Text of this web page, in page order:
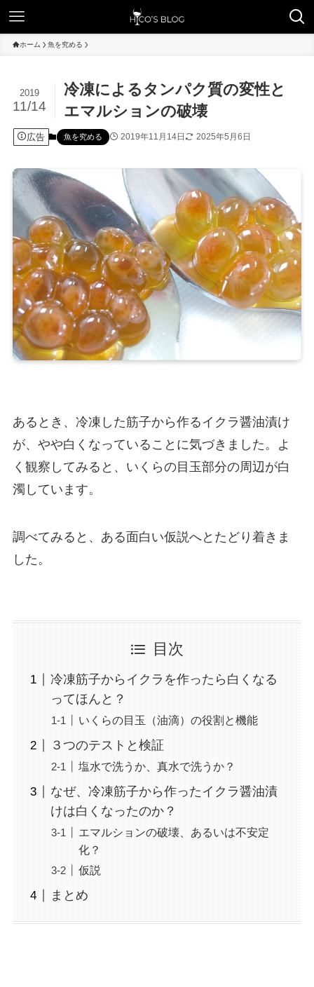
ホーム 魚を究める
冷凍によるタンパク質の変性と
エマルションの破壊
2019
11/14
広告 魚を究める 2019年11月14日 2025年5月6日
あるとき、冷凍した筋子から作るイクラ醤油漬け
が、やや白くなっていることに気づきました。よ
く観察してみると、いくらの目玉部分の周辺が白
濁しています。
調べてみると、ある面白い仮説へとたどり着きま
した。
目次
冷凍筋子からイクラを作ったら白くなる
ってほんと？
いくらの目玉（油滴）の役割と機能
３つのテストと検証
塩水で洗うか、真水で洗うか？
なぜ、冷凍筋子から作ったイクラ醤油漬
けは白くなったのか？
エマルションの破壊、あるいは不安定
化？
仮説
まとめ